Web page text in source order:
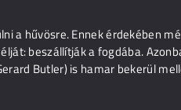
a hűvösre. Ennek érdekében
beszállítják a fogdába.
Butler) is hamar bekerül